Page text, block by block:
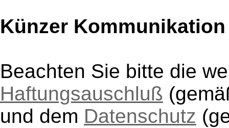
Künzer Kommunikation
Beachten Sie bitte die
Haftungsauschluß
und dem Datenschutz